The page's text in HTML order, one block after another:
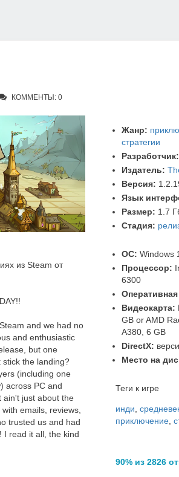
КОММЕНТЫ: 0
из Steam от
and we had no
and enthusiastic
but one
stick the landing?
(including one
across PC and
ain't just about the
emails, reviews,
trusted us and had
I read it all, the kind
Жанр:
стратегии
Разработчик:
Издатель:
Версия:
Язык
Размер: 1.7
Стадия:
ОС: Windows
Процессор:
6300
Видеокарта:
GB or AMD
A380, 6 GB
DirectX:
Место на
Теги к игре
инди
приключение,
90% из 2826